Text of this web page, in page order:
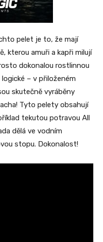
pelet je to, že mají
kterou amuři a kapři milují
dokonalou rostlinnou
– v přiloženém
skutečně vyráběny
Tyto pelety obsahují
tekutou potravou All
dělá ve vodním
stopu. Dokonalost!